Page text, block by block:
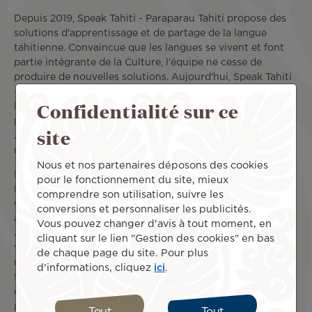
Depuis 2019, Speak Tahiti - Paraparau Tahiti propose des
solutions d'apprentissage et de partage de la langue
tahitienne. Convaincue que les langues se vivent et font
partie intégrante de la Culture, l'équipe ne cesse de
produire de nouvelles solutions. Aujourd'hui, Speak Tahiti
- Paraparau Tahiti se met également au service d'autres
langues autochtones à travers le monde pour la
Air Tahiti Nui est fier de lui apporter son aide dans cette
Heiura Itae-Tetaa, CEO-Fondatrice de Speak Tahiti -
Paraparau Tahiti, est ravie de voir naître de tels projets : «
C’est une fierté de collaborer avec notre compagnie
aérienne pour promouvoir notre culture et nos langues.
Après notre mini-série d’apprentissage du reo tahiti, nous
voici avec une nouvelle œuvre originale. Cet imagier a été
réalisé en étroite collaboration avec la compagnie. Il est le
fruit de notre amour pour nos langues autochtones, mais
également pour la Polynésie qui offre, au-delà des
paysages magnifiques des 5 archipels, le plus merveilleux
Confidentialité sur ce
site
Nous et nos partenaires déposons des cookies
pour le fonctionnement du site, mieux
comprendre son utilisation, suivre les
conversions et personnaliser les publicités.
Vous pouvez changer d'avis à tout moment, en
cliquant sur le lien "Gestion des cookies" en bas
de chaque page du site. Pour plus
d'informations, cliquez ici.